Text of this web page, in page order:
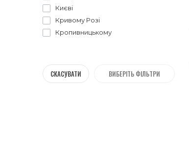
Києві
Кривому Розі
Кропивницькому
Миколаєві
Одесі
СКАСУВАТИ ВИБЕРІТЬ ФІЛЬТРИ